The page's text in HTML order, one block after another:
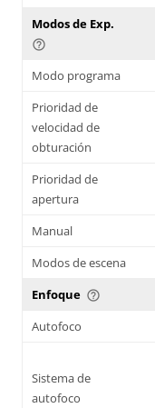
Modos de Exp.
help_outline
Modo programa
Prioridad de
velocidad de
obturación
Prioridad de
apertura
Manual
Modos de escena
Enfoque help_outline
Autofoco
Sistema de
autofoco